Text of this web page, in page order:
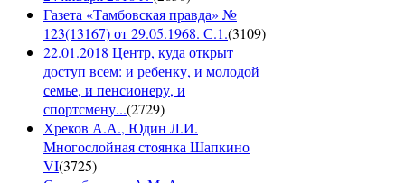
Газета «Тамбовская правда» №
123(13167) от 29.05.1968. С.1.(3109)
22.01.2018 Центр, куда открыт
доступ всем: и ребенку, и молодой
семье, и пенсионеру, и
спортсмену...(2729)
Хреков А.А., Юдин Л.И.
Многослойная стоянка Шапкино
VI(3725)